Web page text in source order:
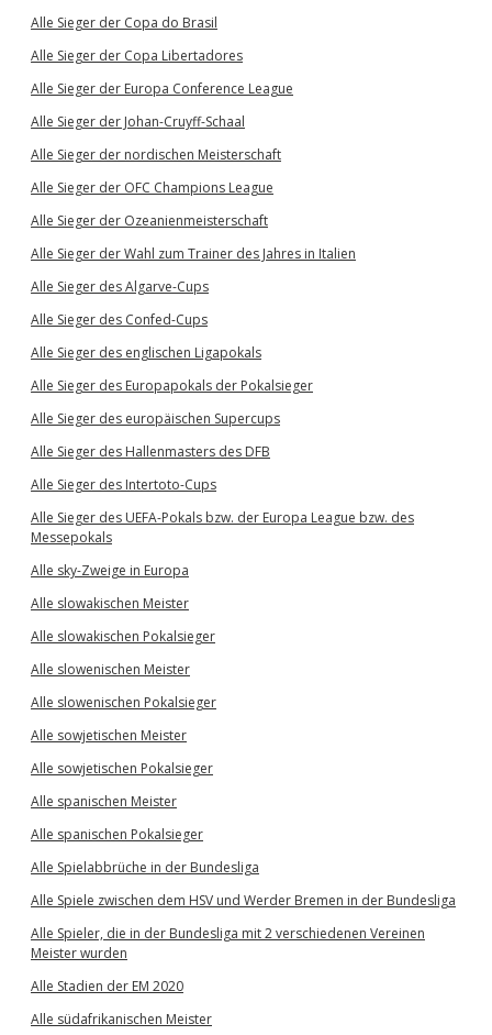
Alle Sieger der Copa do Brasil
Alle Sieger der Copa Libertadores
Alle Sieger der Europa Conference League
Alle Sieger der Johan-Cruyff-Schaal
Alle Sieger der nordischen Meisterschaft
Alle Sieger der OFC Champions League
Alle Sieger der Ozeanienmeisterschaft
Alle Sieger der Wahl zum Trainer des Jahres in Italien
Alle Sieger des Algarve-Cups
Alle Sieger des Confed-Cups
Alle Sieger des englischen Ligapokals
Alle Sieger des Europapokals der Pokalsieger
Alle Sieger des europäischen Supercups
Alle Sieger des Hallenmasters des DFB
Alle Sieger des Intertoto-Cups
Alle Sieger des UEFA-Pokals bzw. der Europa League bzw. des
Messepokals
Alle sky-Zweige in Europa
Alle slowakischen Meister
Alle slowakischen Pokalsieger
Alle slowenischen Meister
Alle slowenischen Pokalsieger
Alle sowjetischen Meister
Alle sowjetischen Pokalsieger
Alle spanischen Meister
Alle spanischen Pokalsieger
Alle Spielabbrüche in der Bundesliga
Alle Spiele zwischen dem HSV und Werder Bremen in der Bundesliga
Alle Spieler, die in der Bundesliga mit 2 verschiedenen Vereinen
Meister wurden
Alle Stadien der EM 2020
Alle südafrikanischen Meister